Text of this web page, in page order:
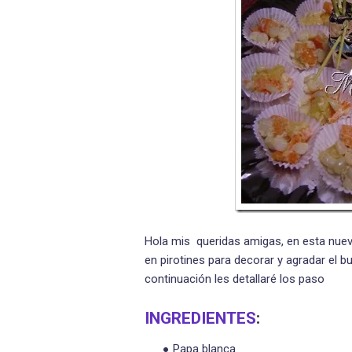
Hola mis queridas amigas, en esta
en pirotines para decorar y agradar el
continuación les detallaré los paso
INGREDIENTES:
Papa blanca.